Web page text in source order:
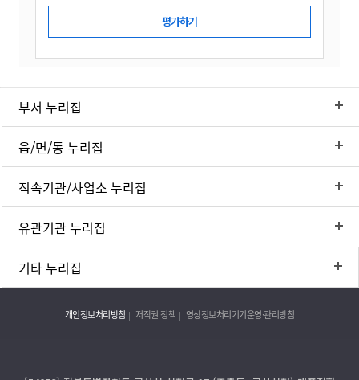
부서 누리집
읍/면/동 누리집
직속기관/사업소 누리집
유관기관 누리집
기타 누리집
개인정보처리방침 저작권 정책 영상정보처리기기운영·관리방침